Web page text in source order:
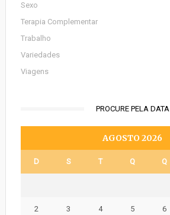
Sexo
Terapia Complementar
Trabalho
Variedades
Viagens
PROCURE PELA DATA
AGOSTO 2026
D S T Q Q
2 3 4 5 6